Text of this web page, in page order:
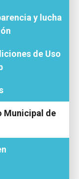
y lucha
de Uso
Municipal de